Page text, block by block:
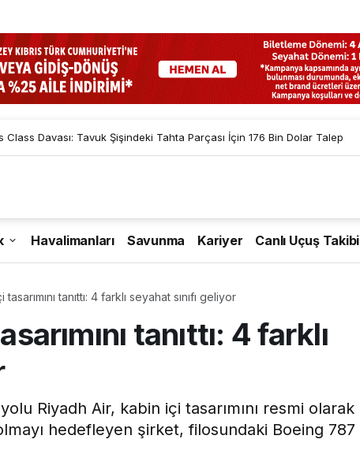
Class Davası: Tavuk Şişindeki Tahta Parçası İçin 176 Bin Dolar Talep
Havalimanları Savunma Kariyer Canlı Uçuş Takibi
tanıttı: 4 farklı seyahat sınıfı geliyor
tanıttı: 4 farklı
Riyadh Air, kabin içi tasarımını resmi olarak
hedefleyen şirket, filosundaki Boeing 787